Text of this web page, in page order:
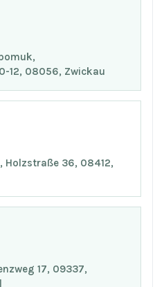
12, 08056, Zwickau
Holzstraße 36, 08412,
17, 09337,